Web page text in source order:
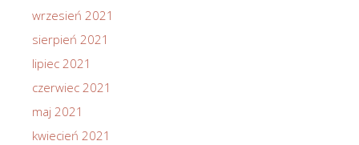
wrzesień 2021
sierpień 2021
lipiec 2021
czerwiec 2021
maj 2021
kwiecień 2021